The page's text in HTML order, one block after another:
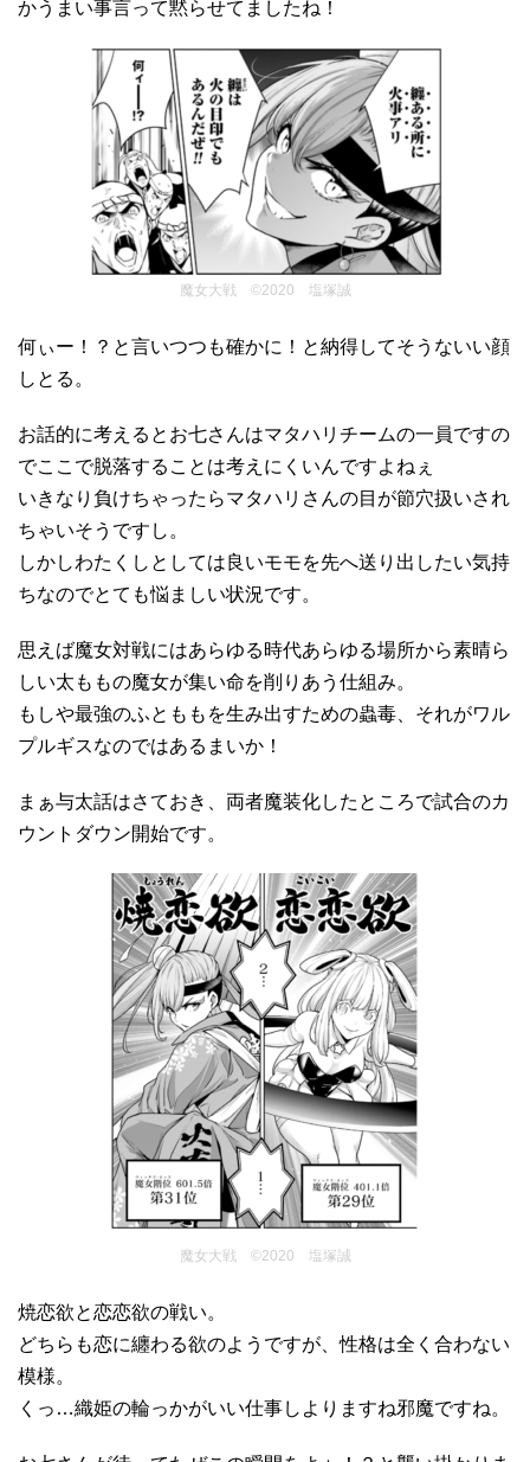
かうまい事言って黙らせてましたね！
魔女大戦 ©2020 塩塚誠
何ぃー！？と言いつつも確かに！と納得してそうないい顔
しとる。
お話的に考えるとお七さんはマタハリチームの一員ですの
でここで脱落することは考えにくいんですよねぇ
いきなり負けちゃったらマタハリさんの目が節穴扱いされ
ちゃいそうですし。
しかしわたくしとしては良いモモを先へ送り出したい気持
ちなのでとても悩ましい状況です。
思えば魔女対戦にはあらゆる時代あらゆる場所から素晴ら
しい太ももの魔女が集い命を削りあう仕組み。
もしや最強のふとももを生み出すための蟲毒、それがワル
プルギスなのではあるまいか！
まぁ与太話はさておき、両者魔装化したところで試合のカ
ウントダウン開始です。
魔女大戦 ©2020 塩塚誠
焼恋欲と恋恋欲の戦い。
どちらも恋に纏わる欲のようですが、性格は全く合わない
模様。
くっ…織姫の輪っかがいい仕事しよりますね邪魔ですね。